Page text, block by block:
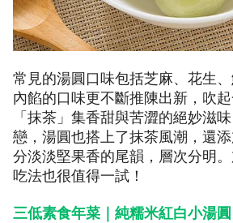
常見的湯圓口味包括芝麻、花生
內餡的口味更不斷推陳出新，吹起
「抹茶」集香甜與苦澀的絕妙滋
戀，湯圓也搭上了抹茶風潮，還
分淡淡堅果香的尾韻，層次分明
吃法也很值得一試！
三低素食年菜｜純糯米紅白小湯圓